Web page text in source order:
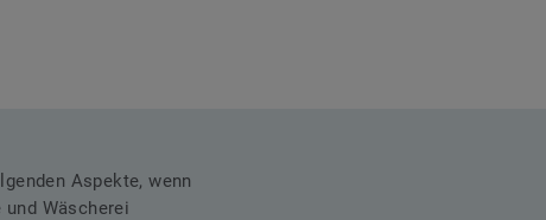
Aspekte, wenn
Wäscherei